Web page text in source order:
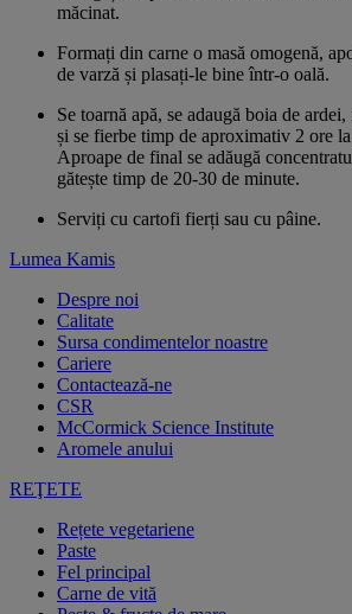
măcinat.
Formați din carne o masă omogenă,
de varză și plasați-le bine într-o oală.
Se toarnă apă, se adaugă boia de
și se fierbe timp de aproximativ 2 ore
Aproape de final se adăugă
gătește timp de 20-30 de minute.
Serviți cu cartofi fierți sau cu pâine.
Lumea Kamis
Despre noi
Calitate
Sursa condimentelor noastre
Cariere
Contactează-ne
CSR
McCormick Science Institute
Aromele anului
REŢETE
Rețete vegetariene
Paste
Fel principal
Carne de vită